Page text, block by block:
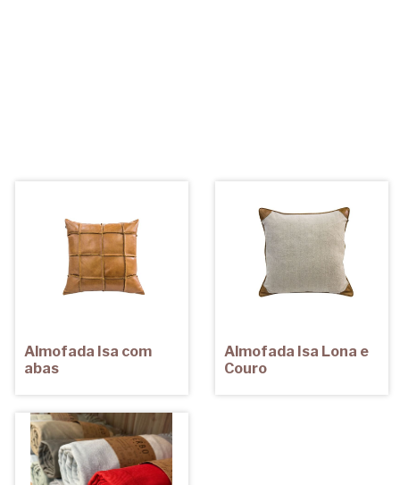
Almofada Isa com
abas
Almofada Isa Lona e
Couro